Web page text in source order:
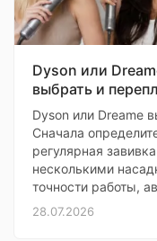
Dyson или
выбрать и
Dyson или Dreame
Сначала
регулярная
несколькими
точности работы,
28.07.2026